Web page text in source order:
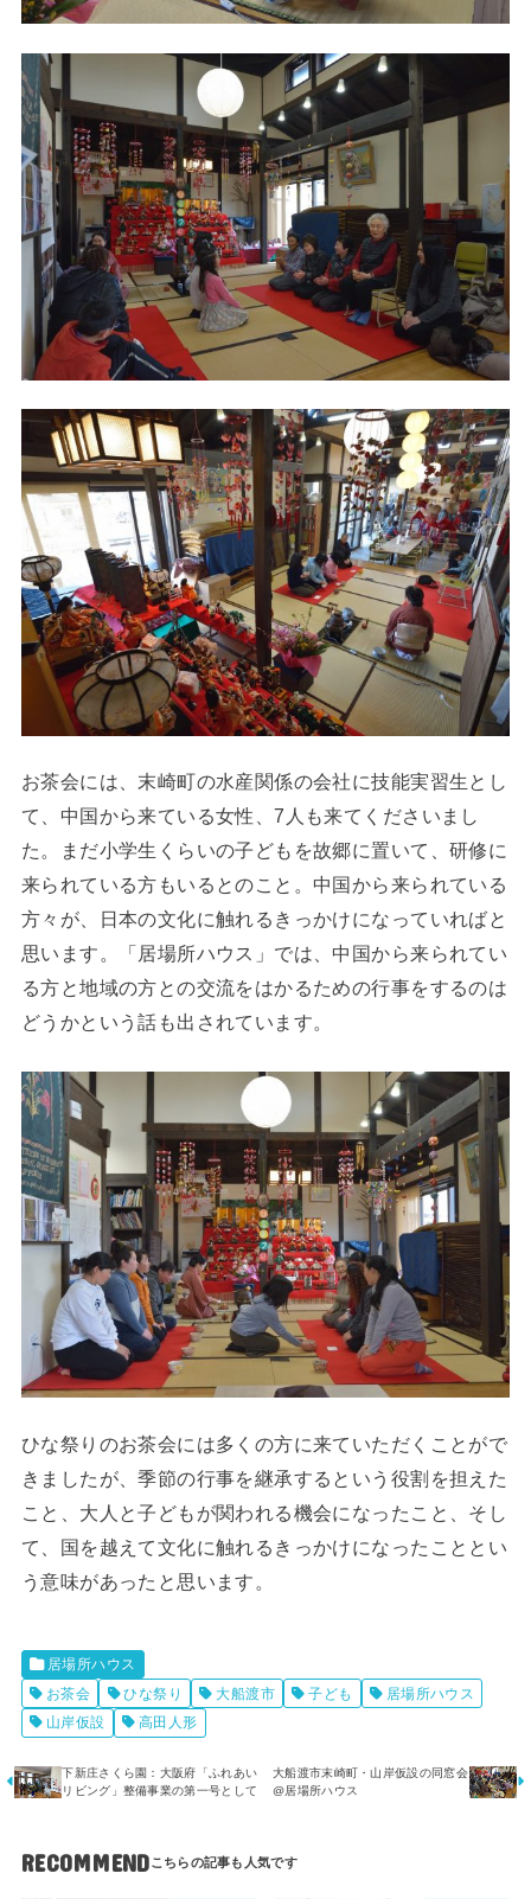
お茶会には、末崎町の水産関係の会社に技能実習生とし
て、中国から来ている女性、7人も来てくださいまし
た。まだ小学生くらいの子どもを故郷に置いて、研修に
来られている方もいるとのこと。中国から来られている
方々が、日本の文化に触れるきっかけになっていればと
思います。「居場所ハウス」では、中国から来られてい
る方と地域の方との交流をはかるための行事をするのは
どうかという話も出されています。
ひな祭りのお茶会には多くの方に来ていただくことがで
きましたが、季節の行事を継承するという役割を担えた
こと、大人と子どもが関われる機会になったこと、そし
て、国を越えて文化に触れるきっかけになったこととい
う意味があったと思います。
居場所ハウス
お茶会
ひな祭り 大船渡市 子ども
居場所ハウス
山岸仮設
高田人形
下新庄さくら園：大阪府「ふれあい
リビング」整備事業の第一号として
大船渡市末崎町・山岸仮設の同窓会
@居場所ハウス
RECOMMEND